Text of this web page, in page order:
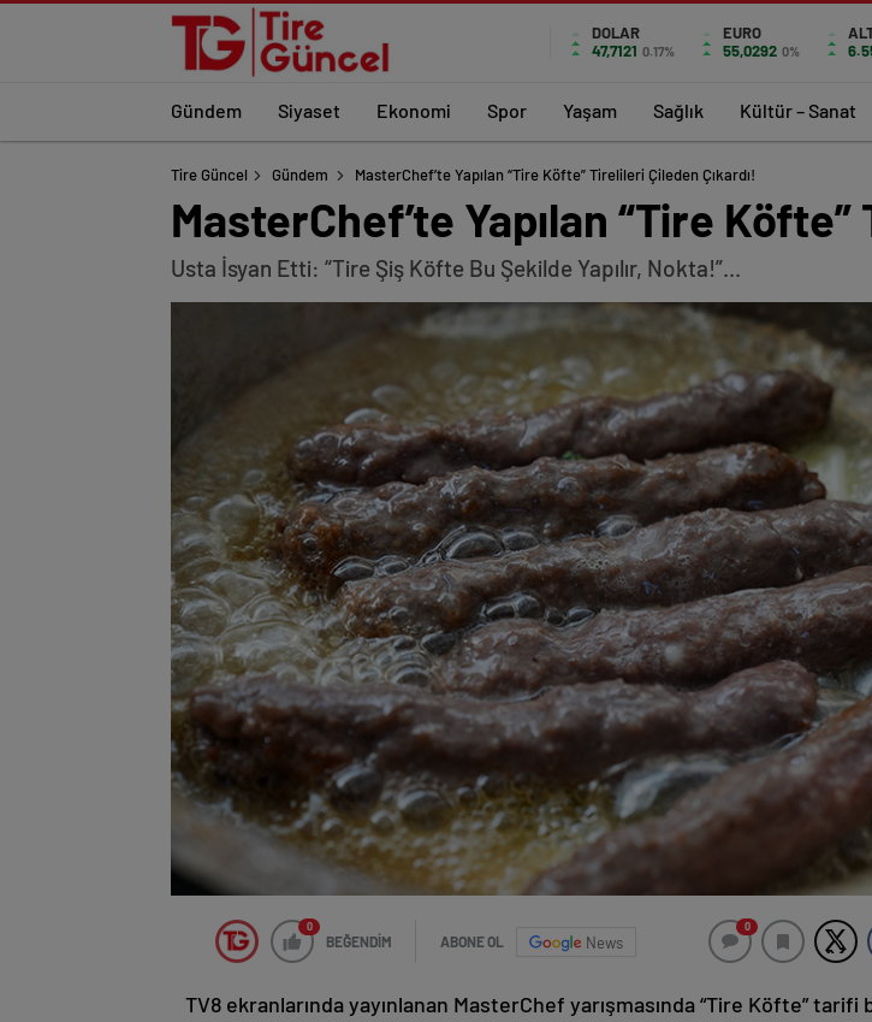
DOLAR
47,7121 0.17%
EURO
55,0292 0%
Gündem Siyaset Ekonomi Spor Yaşam Sağlık Kültür – Sanat
Tire Güncel Gündem MasterChef’te Yapılan “Tire Köfte” Tirelileri Çileden Çıkardı!
MasterChef’te Yapılan “Tire
Usta İsyan Etti: “Tire Şiş Köfte Bu Şekilde Yapılır, Nokta!”...
0
BEĞENDİM ABONE OL News
0
TV8 ekranlarında yayınlanan MasterChef yarışmasında “Tire Köfte” tarifi